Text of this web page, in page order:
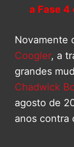
a Fase 4
Novamente
Coogler, a
grandes
Chadwick
agosto de
anos contra